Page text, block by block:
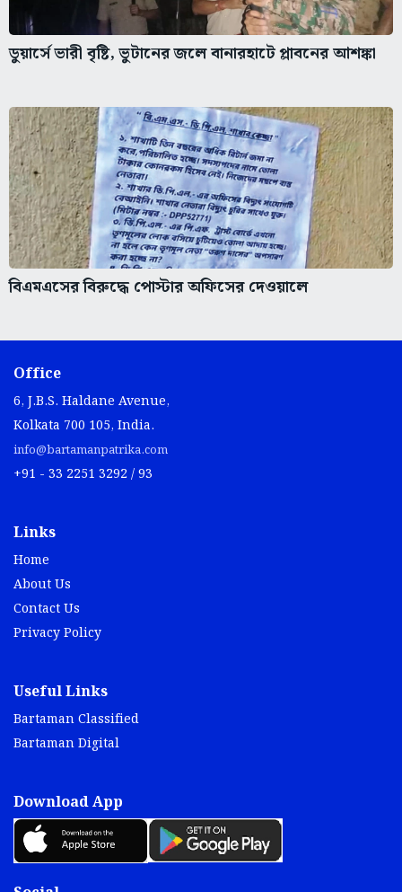
ডুয়ার্সে ভারী বৃষ্টি, ভুটানের জলে বানারহাটে প্লাবনের আশঙ্কা
বিএমএসের বিরুদ্ধে পোস্টার অফিসের দেওয়ালে
Office
6, J.B.S. Haldane Avenue,
Kolkata 700 105, India.
info@bartamanpatrika.com
+91 - 33 2251 3292 / 93
Links
Home
About Us
Contact Us
Privacy Policy
Useful Links
Bartaman Classified
Bartaman Digital
Download App